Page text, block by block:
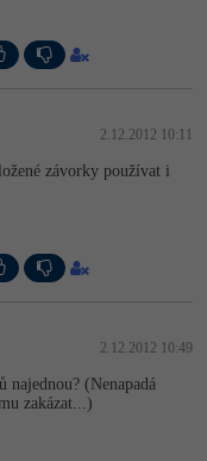
2.12.2012 10:11
závorky používat i
2.12.2012 10:49
najednou? (Nenapadá
zakázat...)